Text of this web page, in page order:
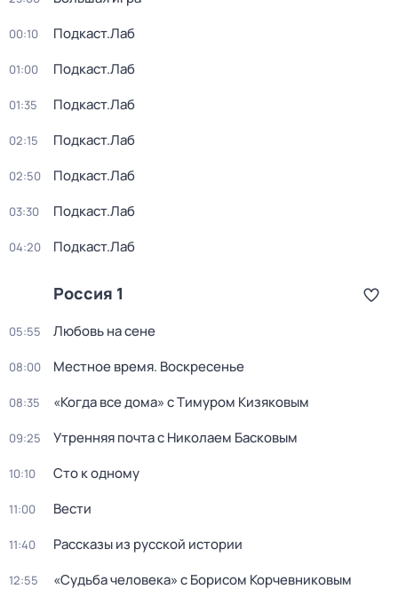
00:10 Подкаст.Лаб
01:00 Подкаст.Лаб
01:35 Подкаст.Лаб
02:15 Подкаст.Лаб
02:50 Подкаст.Лаб
03:30 Подкаст.Лаб
04:20 Подкаст.Лаб
Россия 1
05:55 Любовь на сене
08:00 Местное время. Воскресенье
08:35 «Когда все дома» с Тимуром Кизяковым
09:25 Утренняя почта с Николаем Басковым
10:10 Сто к одному
11:00 Вести
11:40 Рассказы из русской истории
12:55 «Судьба человека» с Борисом Корчевниковым